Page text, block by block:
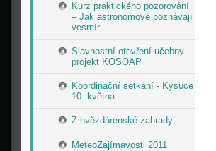
Kurz praktického pozorování
– Jak astronomové poznávají
vesmír
Slavnostní otevření učebny -
projekt KOSOAP
Koordinační setkání - Kysuce
10. května
Z hvězdárenské zahrady
MeteoZajímavosti 2011